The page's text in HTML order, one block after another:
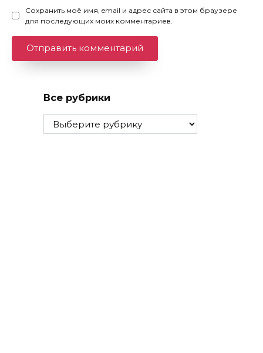
Сохранить моё имя, email и адрес сайта в этом браузере
для последующих моих комментариев.
Все рубрики
Все
рубрики